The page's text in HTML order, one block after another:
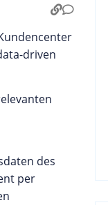
driven
des
per